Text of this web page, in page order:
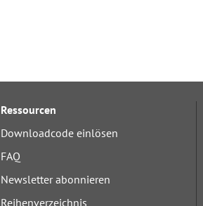
Ressourcen
Downloadcode einlösen
FAQ
Newsletter abonnieren
Reihenverzeichnis